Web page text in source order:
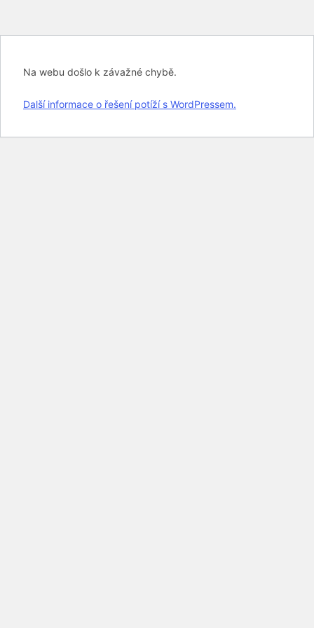
Na webu došlo k závažné chybě.
Další informace o řešení potíží s WordPressem.